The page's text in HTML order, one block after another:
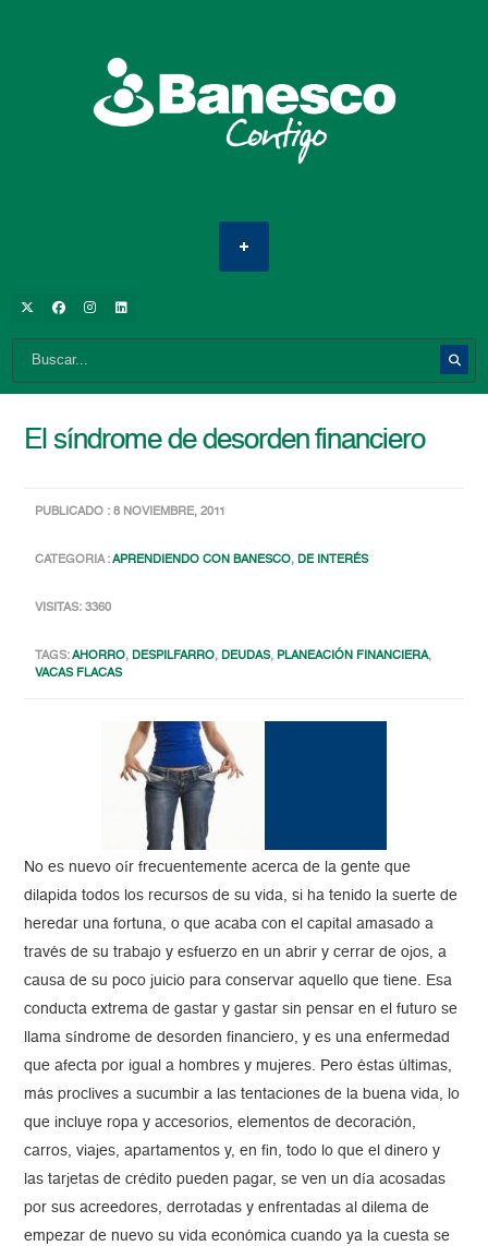
El síndrome de desorden financiero
PUBLICADO : 8 NOVIEMBRE, 2011
CATEGORIA :APRENDIENDO CON BANESCO,DE INTERÉS
VISITAS: 3360
TAGS:AHORRO,DESPILFARRO,DEUDAS, PLANEACIÓN FINANCIERA,
VACAS FLACAS
No es nuevo oír frecuentemente acerca de la gente que
dilapida todos los recursos de su vida, si ha tenido la suerte de
heredar una fortuna, o que acaba con el capital amasado a
través de su trabajo y esfuerzo en un abrir y cerrar de ojos, a
causa de su poco juicio para conservar aquello que tiene. Esa
conducta extrema de gastar y gastar sin pensar en el futuro se
llama síndrome de desorden financiero, y es una enfermedad
que afecta por igual a hombres y mujeres. Pero éstas últimas,
más proclives a sucumbir a las tentaciones de la buena vida, lo
que incluye ropa y accesorios, elementos de decoración,
carros, viajes, apartamentos y, en fin, todo lo que el dinero y
las tarjetas de crédito pueden pagar, se ven un día acosadas
por sus acreedores, derrotadas y enfrentadas al dilema de
empezar de nuevo su vida económica cuando ya la cuesta se